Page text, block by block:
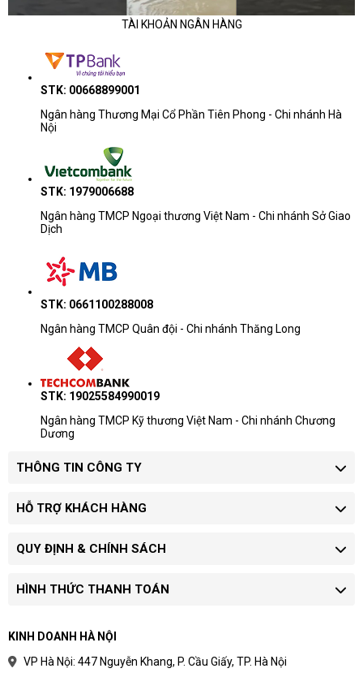
TÀI KHOẢN NGÂN HÀNG
STK: 00668899001
Ngân hàng Thương Mại Cổ Phần Tiên Phong - Chi nhánh Hà
Nội
STK: 1979006688
Ngân hàng TMCP Ngoại thương Việt Nam - Chi nhánh Sở Giao
Dịch
STK: 0661100288008
Ngân hàng TMCP Quân đội - Chi nhánh Thăng Long
STK: 19025584990019
Ngân hàng TMCP Kỹ thương Việt Nam - Chi nhánh Chương
Dương
THÔNG TIN CÔNG TY
HỖ TRỢ KHÁCH HÀNG
QUY ĐỊNH & CHÍNH SÁCH
HÌNH THỨC THANH TOÁN
KINH DOANH HÀ NỘI
VP Hà Nội: 447 Nguyễn Khang, P. Cầu Giấy, TP. Hà Nội